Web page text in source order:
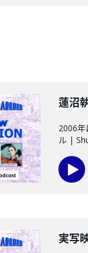
蓮沼
2006年
ル |
実写